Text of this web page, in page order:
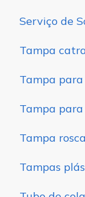
Serviço de
Tampa
Tampa
Tampa
Tampa rosca
Tampas